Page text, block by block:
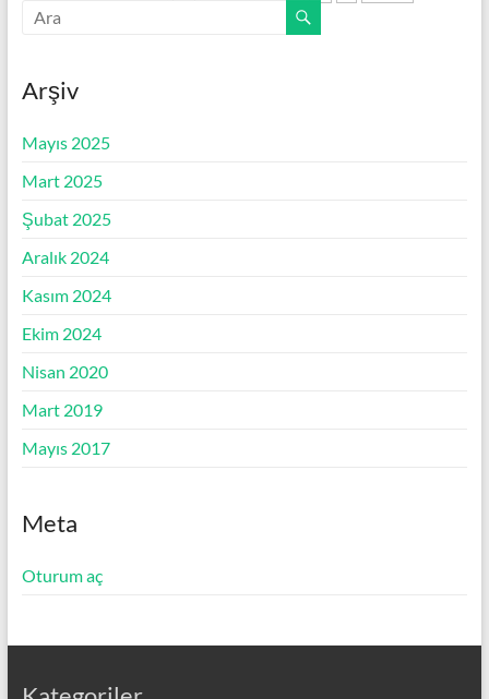
Arşiv
Mayıs 2025
Mart 2025
Şubat 2025
Aralık 2024
Kasım 2024
Ekim 2024
Nisan 2020
Mart 2019
Mayıs 2017
Meta
Oturum aç